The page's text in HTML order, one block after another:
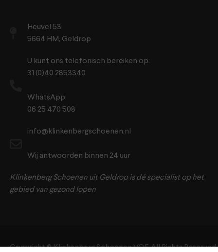
Heuvel 53
5664 HM, Geldrop
U kunt ons telefonisch bereiken op:
31 (0)40 2853340
WhatsApp:
06 25 470 508
info@klinkenbergschoenen.nl
Wij antwoorden binnen 24 uur
Klinkenberg Schoenen uit Geldrop is dé specialist op het
gebied van gezond lopen
Copyright ©️ Klinkenberg Schoenen VOF. All Rights Reserved.